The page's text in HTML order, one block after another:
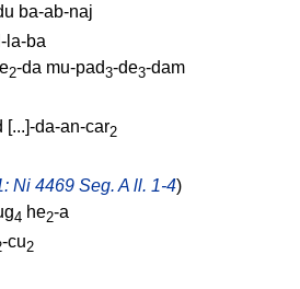
ba-ab-naj
la-ba
2-da mu-pad3-de3-dam
[...]-da-an-car2
Ni 4469 Seg. A ll. 1-4)
4 he2-a
-cu2